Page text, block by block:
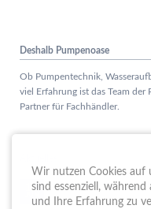
Deshalb Pumpenoase
Ob Pumpentechnik,
viel Erfahrung ist das Team der
Partner für Fachhändler.
15. Schule trifft Wirtschaft
Wir nutzen Cookies auf
sind essenziell,
und Ihre Erfahrung zu